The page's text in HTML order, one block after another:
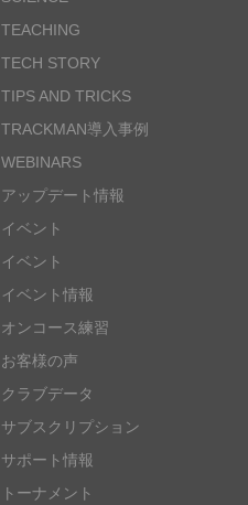
TEACHING
TECH STORY
TIPS AND TRICKS
TRACKMAN導入事例
WEBINARS
アップデート情報
イベント
イベント
イベント情報
オンコース練習
お客様の声
クラブデータ
サブスクリプション
サポート情報
トーナメント